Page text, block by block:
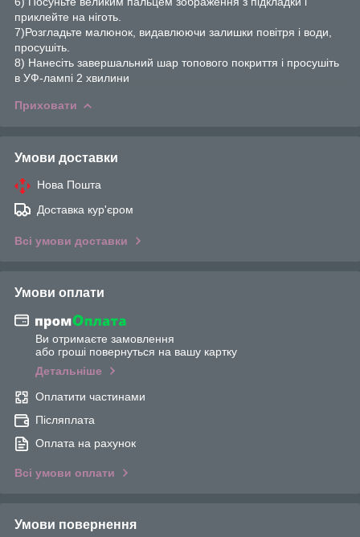
приклейте на ніготь.
7)Розгладьте малюнок, видавлюючи залишки повітря і води,
просушіть.
8) Нанесіть завершальний шар топового покриття і просушіть
в УФ-лампі 2 хвилини
Приховати
Умови доставки
Нова Пошта
Доставка кур'єром
Всі умови доставки
Умови оплати
Ви отримаєте замовлення
або гроші повернуться на вашу картку
Детальніше
Оплатити частинами
Післяплата
Оплата на рахунок
Всі умови оплати
Умови повернення